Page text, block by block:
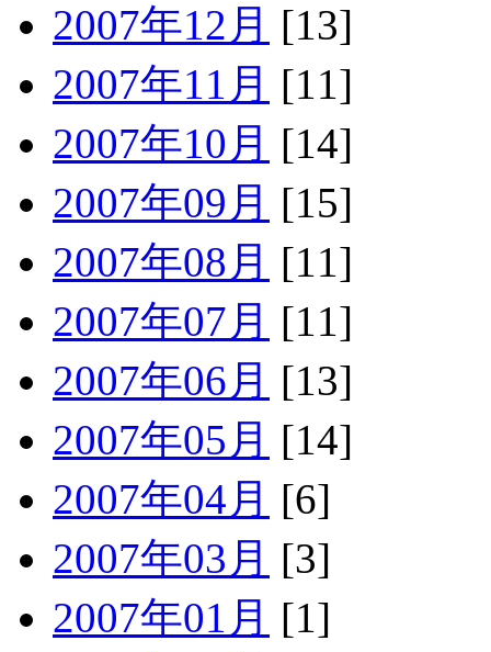
2007年12月 [13]
2007年11月 [11]
2007年10月 [14]
2007年09月 [15]
2007年08月 [11]
2007年07月 [11]
2007年06月 [13]
2007年05月 [14]
2007年04月 [6]
2007年03月 [3]
2007年01月 [1]